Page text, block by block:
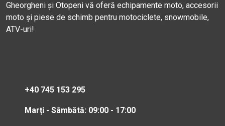
Gheorgheni și Otopeni vă oferă echipamente moto, accesorii
moto și piese de schimb pentru motociclete, snowmobile,
ATV-uri!
+40 745 153 295
Marți - Sâmbătă: 09:00 - 17:00